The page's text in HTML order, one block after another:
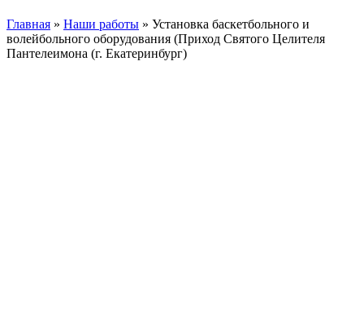
Главная » Наши работы » Установка баскетбольного и
волейбольного оборудования (Приход Святого Целителя
Пантелеимона (г. Екатеринбург)